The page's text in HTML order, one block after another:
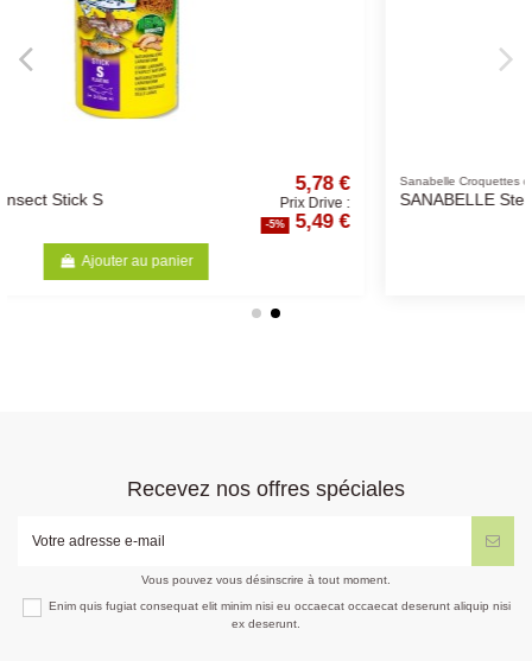
Drive : SANABELLE Sterilized Prix
Recevez nos offres spéciales
Vous pouvez vous désinscrire à tout moment.
Enim quis fugiat consequat elit minim nisi eu occaecat occaecat deserunt aliquip nisi
ex deserunt.